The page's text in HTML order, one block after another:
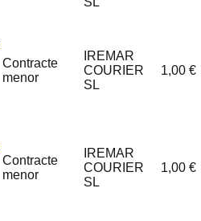
Contracte
menor
IREMAR
COURIER
SL
1,00 €
Contracte
menor
IREMAR
COURIER
SL
1,00 €